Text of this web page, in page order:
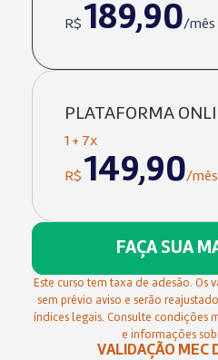
R$ 189,90/mês
PLATAFORMA
1 + 7x
R$ 149,90/mês
FAÇA SUA
Este curso tem taxa de adesão.
sem prévio aviso e serão
índices legais. Consulte condições
e informações
VALIDAÇÃO MEC